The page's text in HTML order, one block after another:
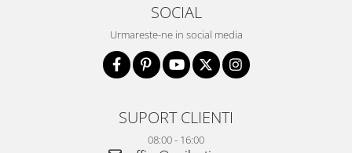
SOCIAL
Urmareste-ne in social media
SUPORT CLIENTI
08:00 - 16:00